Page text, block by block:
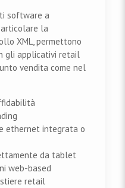
software a
la
XML, permettono
gli applicativi retail
vendita come nel
ethernet integrata o
da tablet
web-based
retail